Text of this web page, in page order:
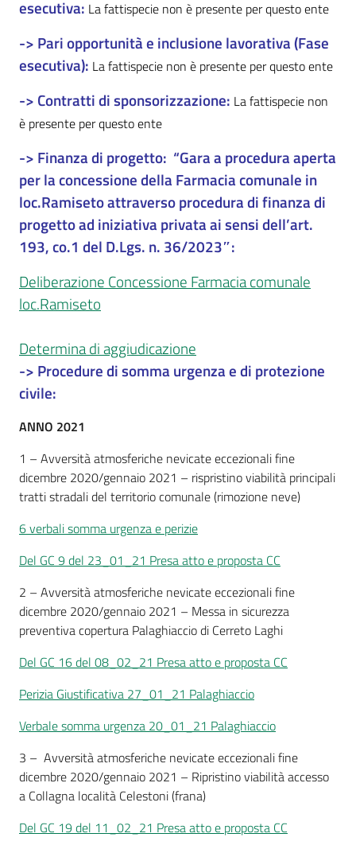
esecutiva: La fattispecie non è presente per questo ente
-> Pari opportunità e inclusione lavorativa (Fase
esecutiva): La fattispecie non è presente per questo ente
-> Contratti di sponsorizzazione: La fattispecie non
è presente per questo ente
-> Finanza di progetto: “Gara a procedura aperta
per la concessione della Farmacia comunale in
loc.Ramiseto attraverso procedura di finanza di
progetto ad iniziativa privata ai sensi dell’art.
193, co.1 del D.Lgs. n. 36/2023″:
Deliberazione Concessione Farmacia comunale
loc.Ramiseto
Determina di aggiudicazione
-> Procedure di somma urgenza e di protezione
civile:
ANNO 2021
1 – Avversità atmosferiche nevicate eccezionali fine
dicembre 2020/gennaio 2021 – rispristino viabilità principali
tratti stradali del territorio comunale (rimozione neve)
6 verbali somma urgenza e perizie
Del GC 9 del 23_01_21 Presa atto e proposta CC
2 – Avversità atmosferiche nevicate eccezionali fine
dicembre 2020/gennaio 2021 – Messa in sicurezza
preventiva copertura Palaghiaccio di Cerreto Laghi
Del GC 16 del 08_02_21 Presa atto e proposta CC
Perizia Giustificativa 27_01_21 Palaghiaccio
Verbale somma urgenza 20_01_21 Palaghiaccio
3 – Avversità atmosferiche nevicate eccezionali fine
dicembre 2020/gennaio 2021 – Ripristino viabilità accesso
a Collagna località Celestoni (frana)
Del GC 19 del 11_02_21 Presa atto e proposta CC